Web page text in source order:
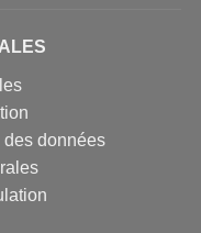
des données